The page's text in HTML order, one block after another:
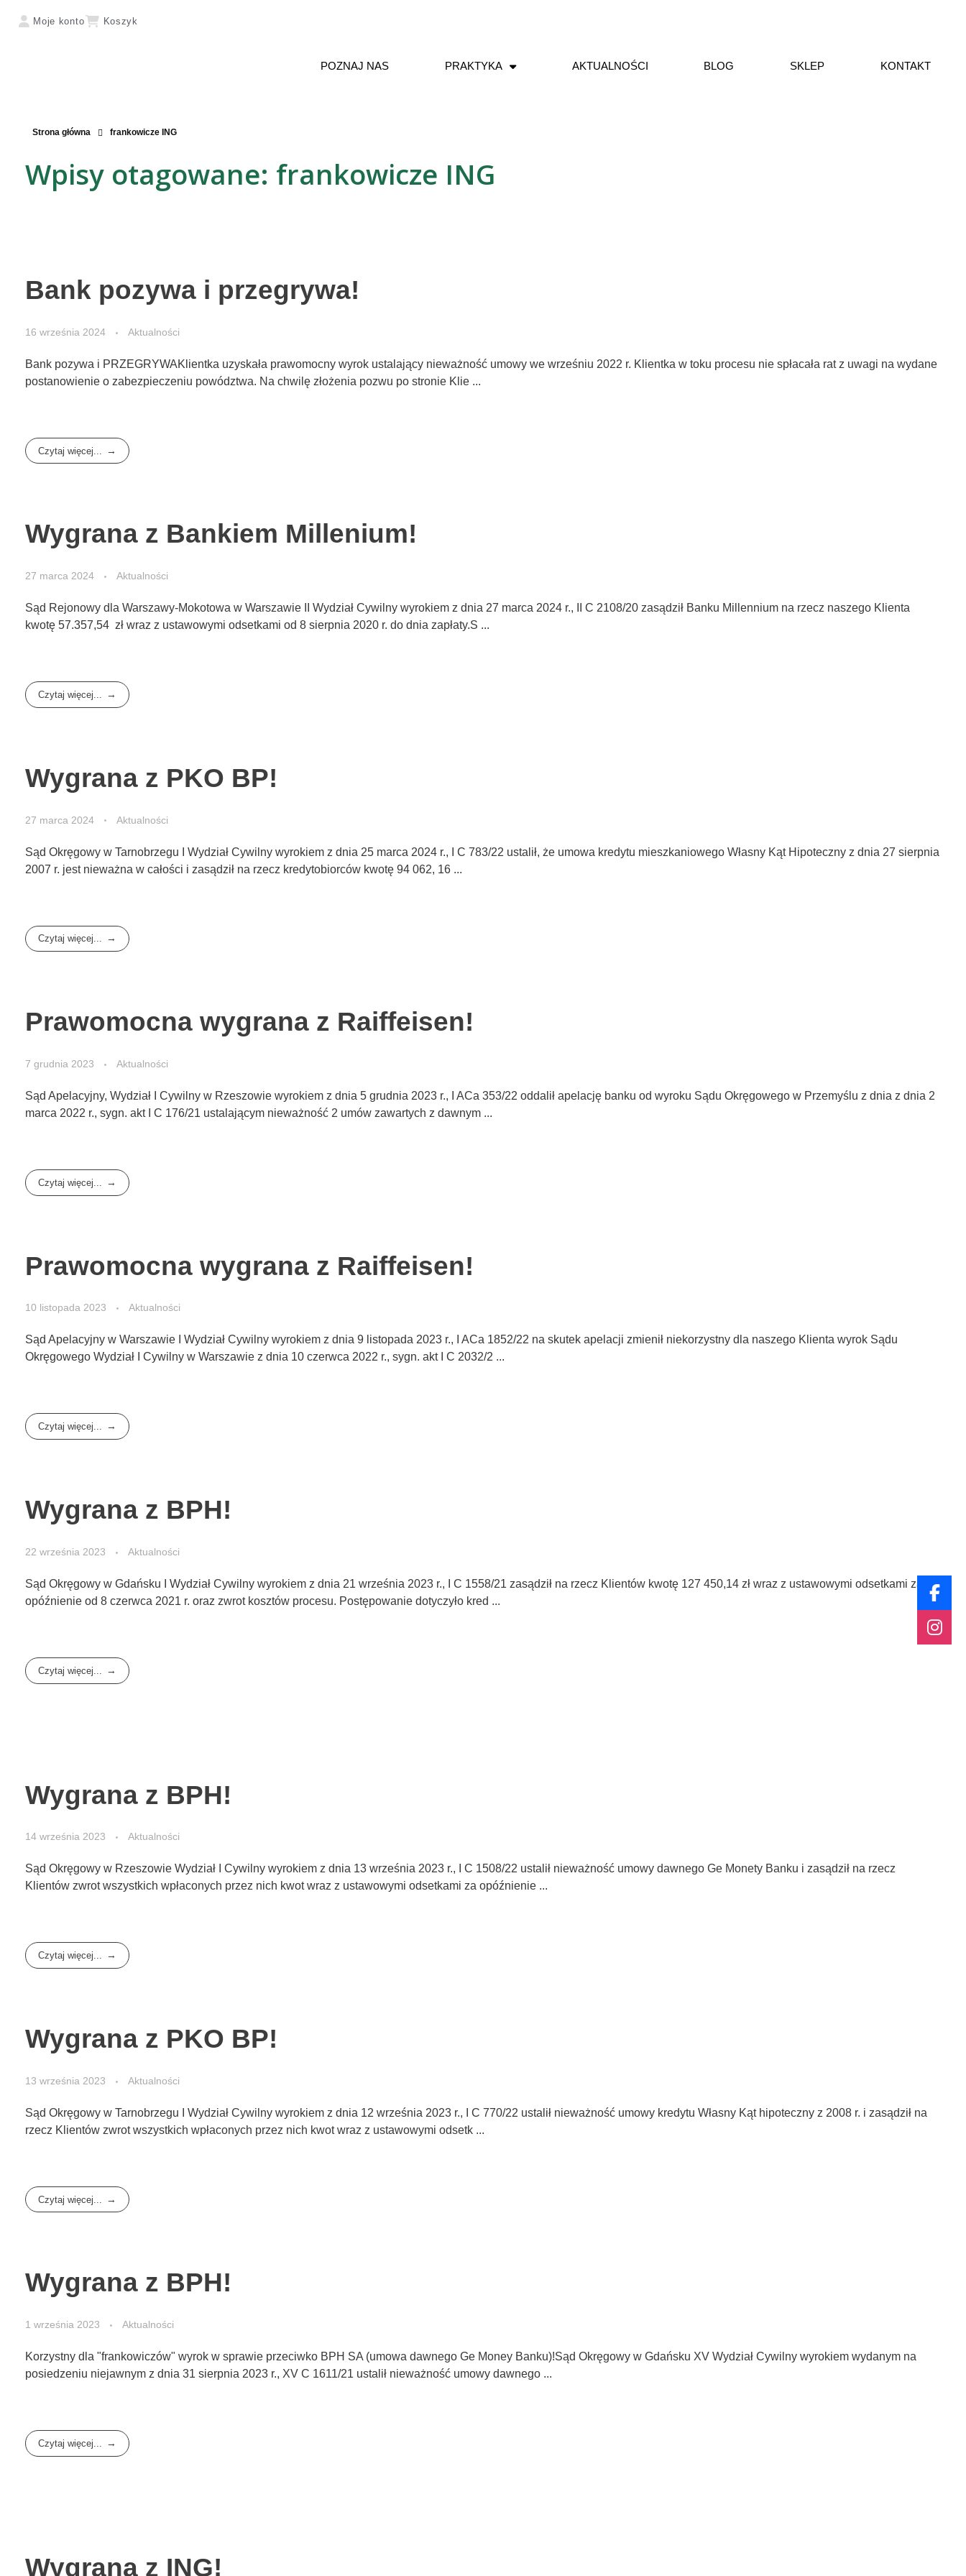
Moje konto Koszyk
POZNAJ NAS PRAKTYKA AKTUALNOŚCI BLOG SKLEP KONTAKT
Strona główna frankowicze ING
Wpisy otagowane: frankowicze ING
Bank pozywa i przegrywa!
16 września 2024 Aktualności
Bank pozywa i PRZEGRYWAKlientka uzyskała prawomocny wyrok ustalający nieważność umowy we wrześniu 2022 r. Klientka w toku procesu nie spłacała rat z uwagi na wydane
postanowienie o zabezpieczeniu powództwa. Na chwilę złożenia pozwu po stronie Klie ...
Czytaj więcej...
Wygrana z Bankiem Millenium!
27 marca 2024 Aktualności
Sąd Rejonowy dla Warszawy-Mokotowa w Warszawie II Wydział Cywilny wyrokiem z dnia 27 marca 2024 r., II C 2108/20 zasądził Banku Millennium na rzecz naszego Klienta
kwotę 57.357,54 zł wraz z ustawowymi odsetkami od 8 sierpnia 2020 r. do dnia zapłaty.S ...
Czytaj więcej...
Wygrana z PKO BP!
27 marca 2024 Aktualności
Sąd Okręgowy w Tarnobrzegu I Wydział Cywilny wyrokiem z dnia 25 marca 2024 r., I C 783/22 ustalił, że umowa kredytu mieszkaniowego Własny Kąt Hipoteczny z dnia 27 sierpnia
2007 r. jest nieważna w całości i zasądził na rzecz kredytobiorców kwotę 94 062, 16 ...
Czytaj więcej...
Prawomocna wygrana z Raiffeisen!
7 grudnia 2023 Aktualności
Sąd Apelacyjny, Wydział I Cywilny w Rzeszowie wyrokiem z dnia 5 grudnia 2023 r., I ACa 353/22 oddalił apelację banku od wyroku Sądu Okręgowego w Przemyślu z dnia z dnia 2
marca 2022 r., sygn. akt I C 176/21 ustalającym nieważność 2 umów zawartych z dawnym ...
Czytaj więcej...
Prawomocna wygrana z Raiffeisen!
10 listopada 2023 Aktualności
Sąd Apelacyjny w Warszawie I Wydział Cywilny wyrokiem z dnia 9 listopada 2023 r., I ACa 1852/22 na skutek apelacji zmienił niekorzystny dla naszego Klienta wyrok Sądu
Okręgowego Wydział I Cywilny w Warszawie z dnia 10 czerwca 2022 r., sygn. akt I C 2032/2 ...
Czytaj więcej...
Wygrana z BPH!
22 września 2023 Aktualności
Sąd Okręgowy w Gdańsku I Wydział Cywilny wyrokiem z dnia 21 września 2023 r., I C 1558/21 zasądził na rzecz Klientów kwotę 127 450,14 zł wraz z ustawowymi odsetkami za
opóźnienie od 8 czerwca 2021 r. oraz zwrot kosztów procesu. Postępowanie dotyczyło kred ...
Czytaj więcej...
Wygrana z BPH!
14 września 2023 Aktualności
Sąd Okręgowy w Rzeszowie Wydział I Cywilny wyrokiem z dnia 13 września 2023 r., I C 1508/22 ustalił nieważność umowy dawnego Ge Monety Banku i zasądził na rzecz
Klientów zwrot wszystkich wpłaconych przez nich kwot wraz z ustawowymi odsetkami za opóźnienie ...
Czytaj więcej...
Wygrana z PKO BP!
13 września 2023 Aktualności
Sąd Okręgowy w Tarnobrzegu I Wydział Cywilny wyrokiem z dnia 12 września 2023 r., I C 770/22 ustalił nieważność umowy kredytu Własny Kąt hipoteczny z 2008 r. i zasądził na
rzecz Klientów zwrot wszystkich wpłaconych przez nich kwot wraz z ustawowymi odsetk ...
Czytaj więcej...
Wygrana z BPH!
1 września 2023 Aktualności
Korzystny dla "frankowiczów" wyrok w sprawie przeciwko BPH SA (umowa dawnego Ge Money Banku)!Sąd Okręgowy w Gdańsku XV Wydział Cywilny wyrokiem wydanym na
posiedzeniu niejawnym z dnia 31 sierpnia 2023 r., XV C 1611/21 ustalił nieważność umowy dawnego ...
Czytaj więcej...
Wygrana z ING!